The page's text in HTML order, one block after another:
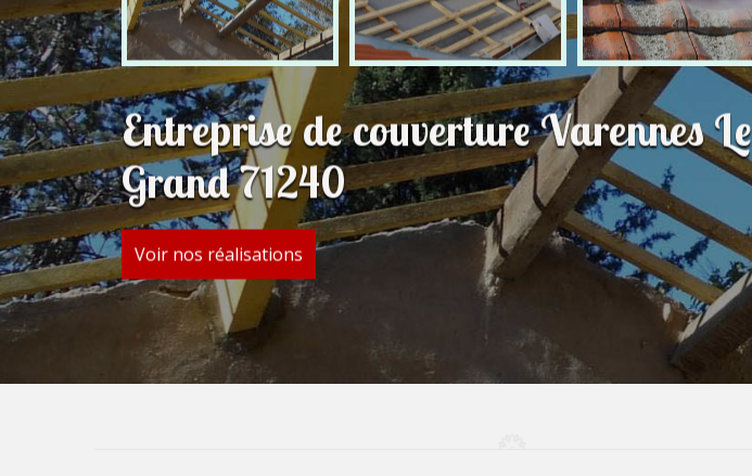
Entreprise de couverture Varennes Le
Grand 71240
Voir nos réalisations